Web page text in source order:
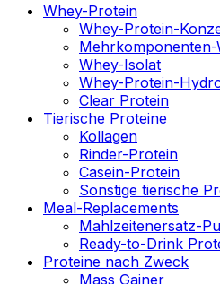
Whey-Protein
Whey-Protein-
Whey-Isolat
Whey-Protein-
Clear Protein
Tierische Proteine
Kollagen
Rinder-Protein
Casein-Protein
Sonstige tierische
Meal-Replacements
Mahlzeitenersatz-
Ready-to-Drink
Proteine nach Zweck
Mass Gainer